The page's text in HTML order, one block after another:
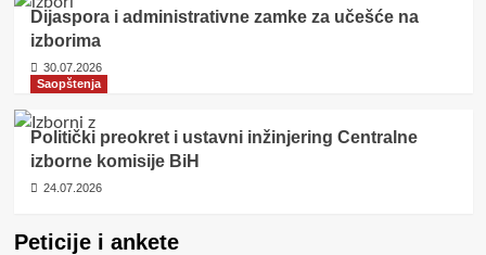
Dijaspora i administrativne zamke za učešće na
izborima
30.07.2026
Saopštenja
Politički preokret i ustavni inžinjering Centralne
izborne komisije BiH
24.07.2026
Peticije i ankete